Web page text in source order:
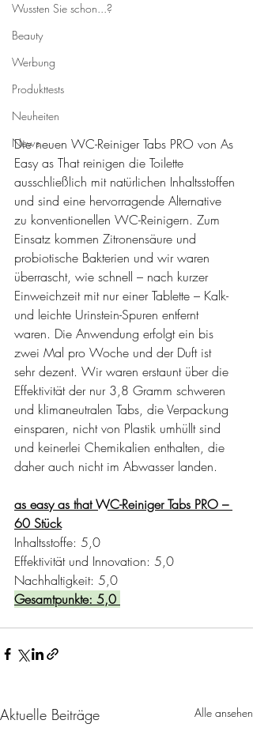
Wussten Sie schon...?
Beauty
Werbung
Produkttests
Neuheiten
News
Die neuen WC-Reiniger Tabs PRO von As
Easy as That reinigen die Toilette
ausschließlich mit natürlichen Inhaltsstoffen
und sind eine hervorragende Alternative
zu konventionellen WC-Reinigern. Zum
Einsatz kommen Zitronensäure und
probiotische Bakterien und wir waren
überrascht, wie schnell – nach kurzer
Einweichzeit mit nur einer Tablette – Kalk-
und leichte Urinstein-Spuren entfernt
waren. Die Anwendung erfolgt ein bis
zwei Mal pro Woche und der Duft ist
sehr dezent. Wir waren erstaunt über die
Effektivität der nur 3,8 Gramm schweren
und klimaneutralen Tabs, die Verpackung
einsparen, nicht von Plastik umhüllt sind
und keinerlei Chemikalien enthalten, die
daher auch nicht im Abwasser landen.
as easy as that WC-Reiniger Tabs PRO –
60 Stück
Inhaltsstoffe: 5,0
Effektivität und Innovation: 5,0
Nachhaltigkeit: 5,0
Gesamtpunkte: 5,0
Aktuelle Beiträge Alle ansehen